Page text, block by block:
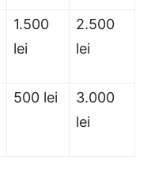
1.500
lei
2.500
lei
500 lei
3.000
lei